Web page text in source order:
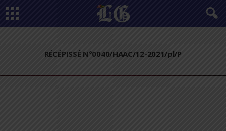
RÉCÉPISSÉ N°0040/HAAC/12-2021/pl/P